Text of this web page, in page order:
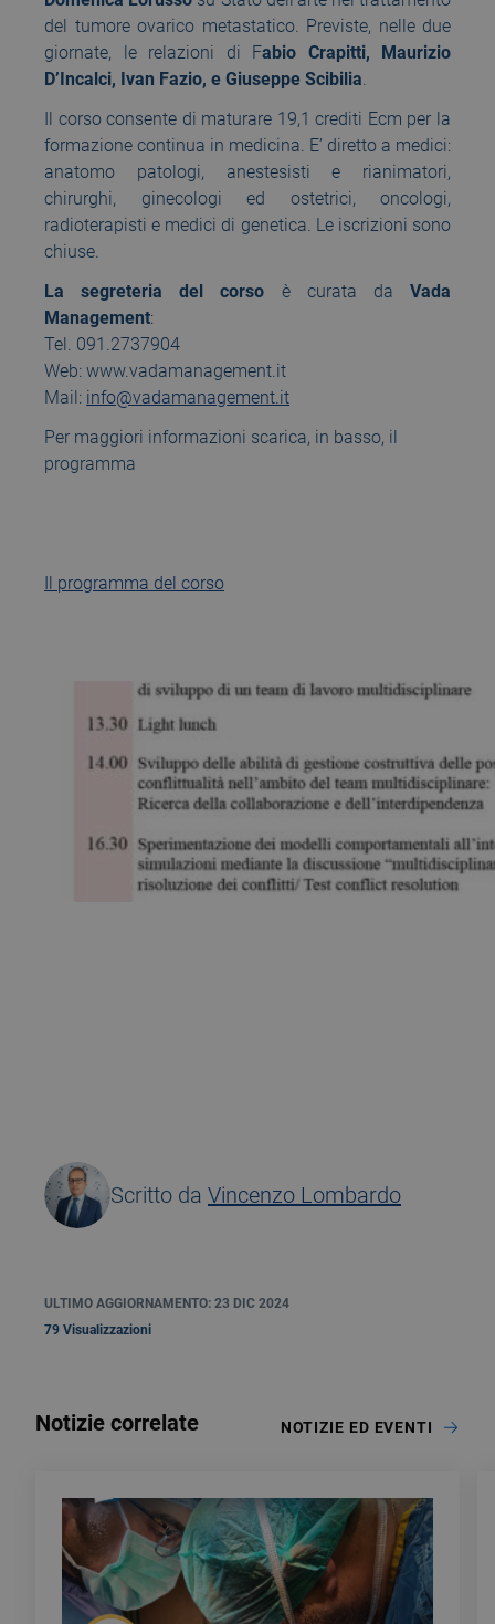
del tumore ovarico metastatico. Previste, nelle due
giornate, le relazioni di Fabio Crapitti, Maurizio
D’Incalci, Ivan Fazio, e Giuseppe Scibilia.
Il corso consente di maturare 19,1 crediti Ecm per la
formazione continua in medicina. E’ diretto a medici:
anatomo patologi, anestesisti e rianimatori,
chirurghi, ginecologi ed ostetrici, oncologi,
radioterapisti e medici di genetica. Le iscrizioni sono
chiuse.
La segreteria del corso è curata da Vada
Management:
Tel. 091.2737904
Web: www.vadamanagement.it
Mail: info@vadamanagement.it
Per maggiori informazioni scarica, in basso, il
programma
Il programma del corso
Scritto da Vincenzo Lombardo
ULTIMO AGGIORNAMENTO: 23 DIC 2024
79 Visualizzazioni
Notizie correlate NOTIZIE ED EVENTI